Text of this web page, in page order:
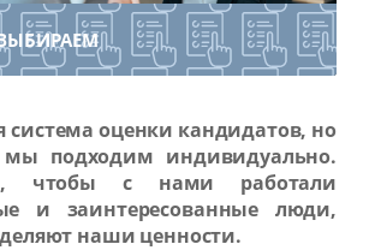
система оценки кандидатов, но
подходим индивидуально.
чтобы с нами работали
и заинтересованные люди,
наши ценности.